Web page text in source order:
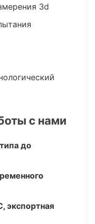
3d
с нами
до
экспортная